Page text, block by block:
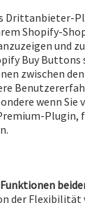
Drittanbieter-
Shopify-
und
Buy Buttons
zwischen
wenn Sie
Plugin,
der Flexibilität